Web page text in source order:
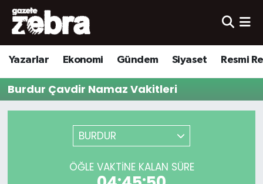
Yazarlar Ekonomi Gündem Siyaset Resmi
Burdur Çavdir Namaz Vakitleri
BURDUR
ÖĞLE VAKTINE KALAN SÜRE
Yazarlar
Ekonomi
Kültür-Sanat
Nöbetçi Eczaneler
Hava Durumu
Trafik Durumu
Süper Lig Puan Durumu ve Fikstür
Tüm Manşetler